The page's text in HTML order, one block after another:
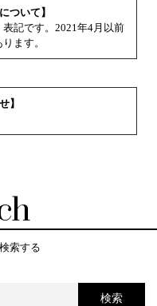
ついて】
記です。2021年4月以前
ます。
】
索する
検索